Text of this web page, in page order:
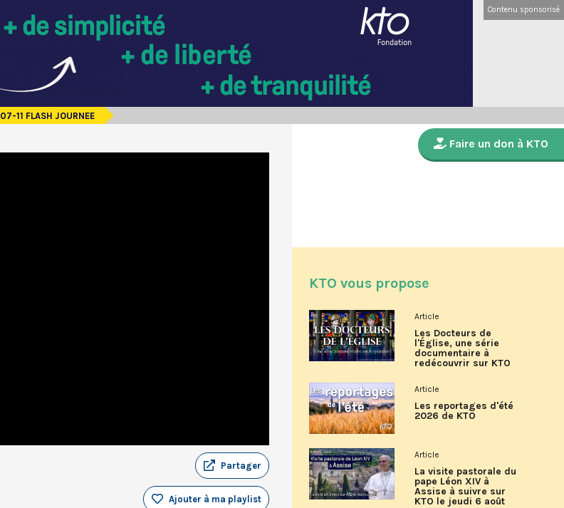
Contenu sponsorisé
07-11 FLASH JOURNEE
Partager
Ajouter à ma playlist
Faire un don à KTO
KTO vous propose
Article
Les Docteurs de
l'Église, une série
documentaire à
redécouvrir sur KTO
Article
Les reportages d'été
2026 de KTO
Article
La visite pastorale du
pape Léon XIV à
Assise à suivre sur
KTO le jeudi 6 août